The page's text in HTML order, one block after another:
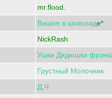
mr.flood.
Вишня в шоколадe*
NickRash
Ушки Дядюшки
Грустный Молочник
Д Ч